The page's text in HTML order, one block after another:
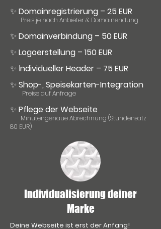
✨ Domainregistrierung – 25 EUR
Preis je nach Anbieter & Domainendung
✨ Domainverbindung – 50 EUR
✨ Logoerstellung – 150 EUR
✨ Individueller Header – 75 EUR
✨ Shop-, Speisekarten-Integration
Preise auf Anfrage
✨ Pflege der Webseite
Minutengenaue Abrechnung (Stundensatz
80 EUR)
Individualisierung deiner
Marke
Deine Webseite ist erst der Anfang!